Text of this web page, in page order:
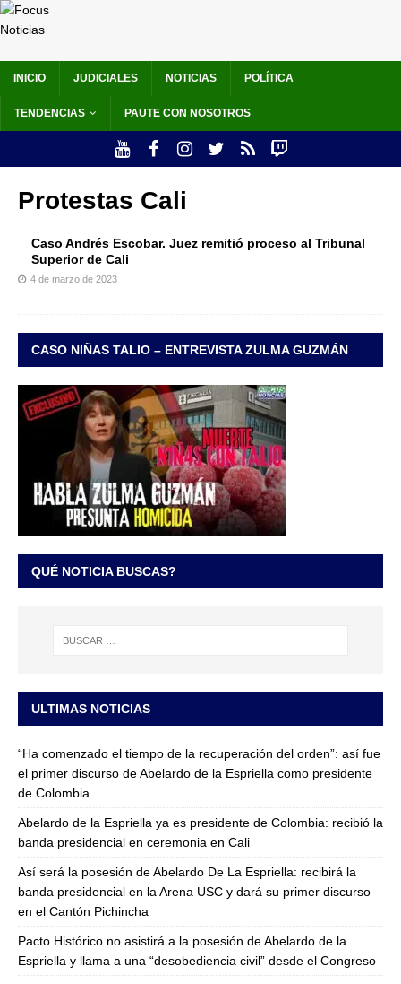
INICIO JUDICIALES NOTICIAS POLÍTICA
TENDENCIAS PAUTE CON NOSOTROS
Protestas Cali
Caso Andrés Escobar. Juez remitió proceso al Tribunal
Superior de Cali
4 de marzo de 2023
CASO NIÑAS TALIO – ENTREVISTA ZULMA GUZMÁN
QUÉ NOTICIA BUSCAS?
ULTIMAS NOTICIAS
“Ha comenzado el tiempo de la recuperación del orden”: así fue
el primer discurso de Abelardo de la Espriella como presidente
de Colombia
Abelardo de la Espriella ya es presidente de Colombia: recibió la
banda presidencial en ceremonia en Cali
Así será la posesión de Abelardo De La Espriella: recibirá la
banda presidencial en la Arena USC y dará su primer discurso
en el Cantón Pichincha
Pacto Histórico no asistirá a la posesión de Abelardo de la
Espriella y llama a una “desobediencia civil” desde el Congreso